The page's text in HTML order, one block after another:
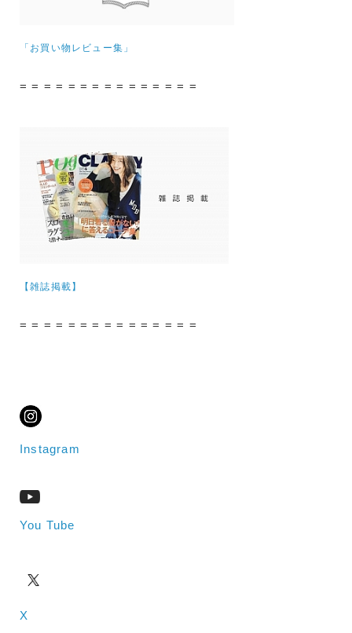
「お買い物レビュー集」
= = = = = = = = = = = = = = =
【雑誌掲載】
= = = = = = = = = = = = = = =
Instagram
You Tube
X